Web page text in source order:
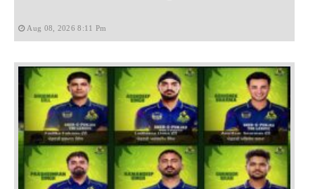
Aug 08, 2026 8:11 Pm